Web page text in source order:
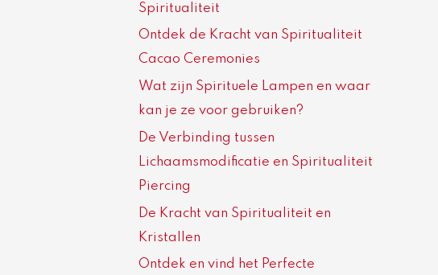
Spiritualiteit
Ontdek de Kracht van Spiritualiteit
Cacao Ceremonies
Wat zijn Spirituele Lampen en waar
kan je ze voor gebruiken?
De Verbinding tussen
Lichaamsmodificatie en Spiritualiteit
Piercing
De Kracht van Spiritualiteit en
Kristallen
Ontdek en vind het Perfecte